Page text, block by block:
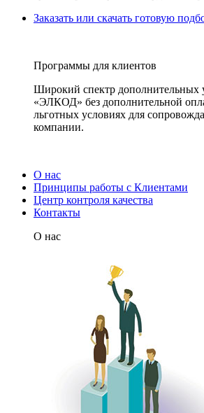
Заказать или скачать готовую
Программы для клиентов
Широкий спектр дополнительных
«ЭЛКОД» без дополнительной
льготных условиях для
компании.
О нас
Принципы работы с Клиентами
Центр контроля качества
Контакты
О нас